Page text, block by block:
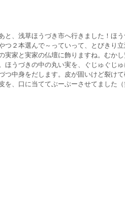
と、浅草ほうづき市へ行きました！ほ
つ２本選んで～っていって、とびきり
実家と実家の仏壇に飾りますね。むか
ほうづきの中の丸い実を、ぐじゅぐじ
つ中身をだします。皮が固いけど裂け
を、口に当ててぶーぶーさせてました